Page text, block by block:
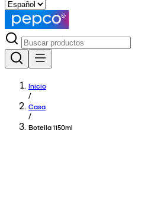
Inicio
/
Casa
/
Botella 1150ml